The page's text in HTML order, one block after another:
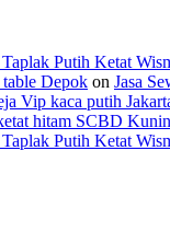
Putih Ketat
table Depok on Jasa
Vip kaca putih
hitam SCBD
Putih Ketat